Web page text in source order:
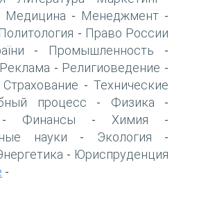
Медицина - Менеджмент -
Политология - Право России
- Промышленность -
Реклама - Религиоведение -
Страхование - Технические
процесс - Физика -
Финансы - Химия -
науки - Экология -
- Юриспруденция
-